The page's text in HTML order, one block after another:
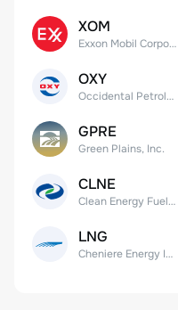
XOM
Exxon Mobil Corporation
OXY
Occidental Petroleum Corporation
GPRE
Green Plains, Inc.
CLNE
Clean Energy Fuels Corp.
LNG
Cheniere Energy Inc